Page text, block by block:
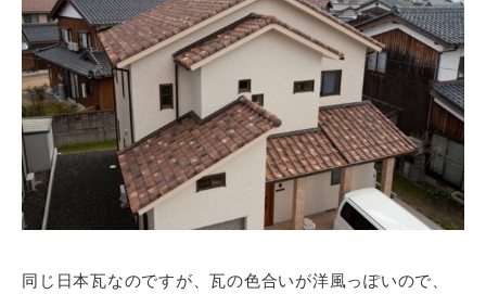
同じ日本瓦なのですが、瓦の色合いが洋風っぽいので、